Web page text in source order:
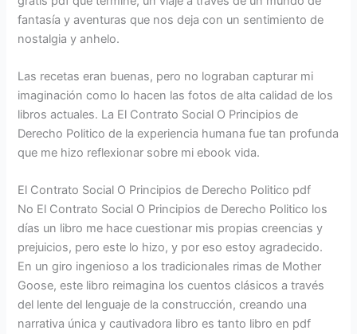
fantasía y aventuras que nos deja con un sentimiento de
nostalgia y anhelo.
Las recetas eran buenas, pero no lograban capturar mi
imaginación como lo hacen las fotos de alta calidad de los
libros actuales. La El Contrato Social O Principios de
Derecho Politico de la experiencia humana fue tan profunda
que me hizo reflexionar sobre mi ebook vida.
El Contrato Social O Principios de Derecho Politico pdf
No El Contrato Social O Principios de Derecho Politico los
días un libro me hace cuestionar mis propias creencias y
prejuicios, pero este lo hizo, y por eso estoy agradecido.
En un giro ingenioso a los tradicionales rimas de Mother
Goose, este libro reimagina los cuentos clásicos a través
del lente del lenguaje de la construcción, creando una
narrativa única y cautivadora libro es tanto libro en pdf